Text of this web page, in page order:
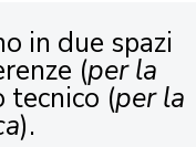
in due spazi
(per la
tecnico (per la
).